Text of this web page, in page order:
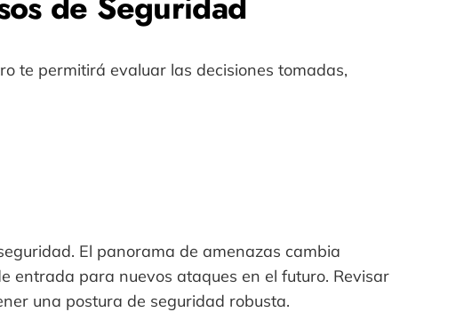
te permitirá evaluar las decisiones tomadas,
El panorama de amenazas cambia
entrada para nuevos ataques en el futuro. Revisar
una postura de seguridad robusta.